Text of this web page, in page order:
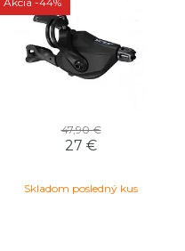
47,90 €
27 €
Skladom posledný kus